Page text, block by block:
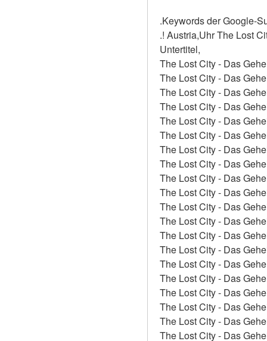
.Keywords der Google-
.! Austria,Uhr The Lost
Untertitel,
The Lost City - Das
The Lost City - Das
The Lost City - Das
The Lost City - Das
The Lost City - Das
The Lost City - Das
The Lost City - Das
The Lost City - Das
The Lost City - Das
The Lost City - Das
The Lost City - Das
The Lost City - Das
The Lost City - Das
The Lost City - Das
The Lost City - Das
The Lost City - Das
The Lost City - Das
The Lost City - Das
The Lost City - Das
The Lost City - Das